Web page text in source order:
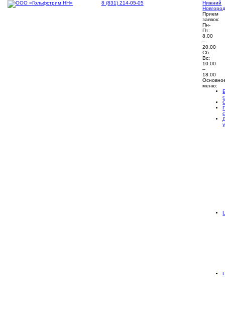
8 (831) 214-05-05
Нижний
Прием
заявок:
Пн-
Пт:
8.00
–
20.00
Сб-
Вс:
10.00
–
18.00
меню: